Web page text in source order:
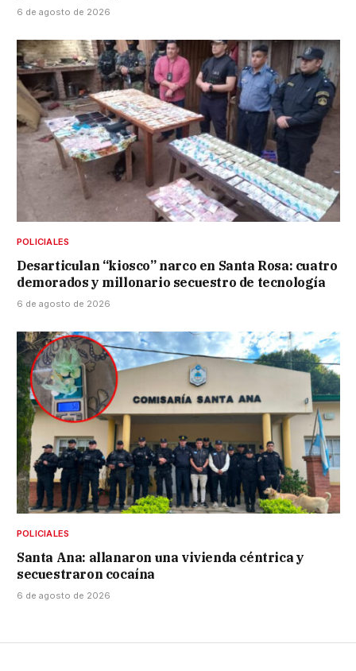
6 de agosto de 2026
POLICIALES
Desarticulan “kiosco” narco en Santa Rosa: cuatro
demorados y millonario secuestro de tecnología
6 de agosto de 2026
POLICIALES
Santa Ana: allanaron una vivienda céntrica y
secuestraron cocaína
6 de agosto de 2026